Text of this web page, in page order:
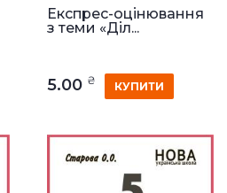
Експрес-оцінювання
з теми «Діл...
5.00 ₴ КУПИТИ